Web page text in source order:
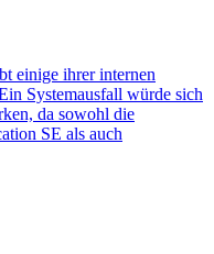
einige ihrer internen
Systemausfall würde sich
da sowohl die
SE als auch